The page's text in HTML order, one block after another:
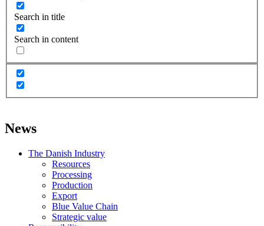
Search in title
Search in content
News
The Danish Industry
Resources
Processing
Production
Export
Blue Value Chain
Strategic value